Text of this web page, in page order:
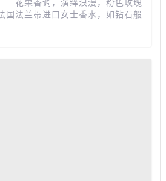
花果香调，演绎浪漫，粉色玫瑰
国法兰蒂进口女士香水，如钻石般